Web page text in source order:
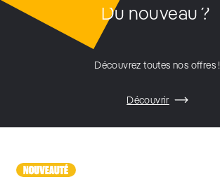
Du nouveau ?
Découvrez toutes nos offres !
Découvrir